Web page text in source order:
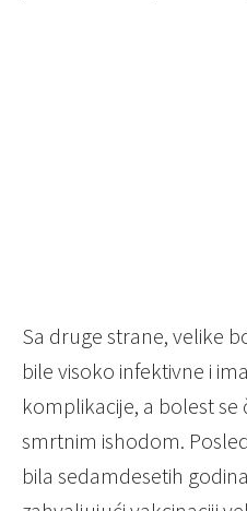
Sa druge strane, velike
bile visoko infektivne i
komplikacije, a bolest se
smrtnim ishodom.
bila sedamdesetih